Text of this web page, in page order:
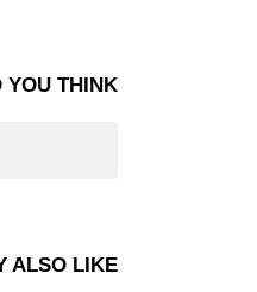
THINK?
ALSO LIKE